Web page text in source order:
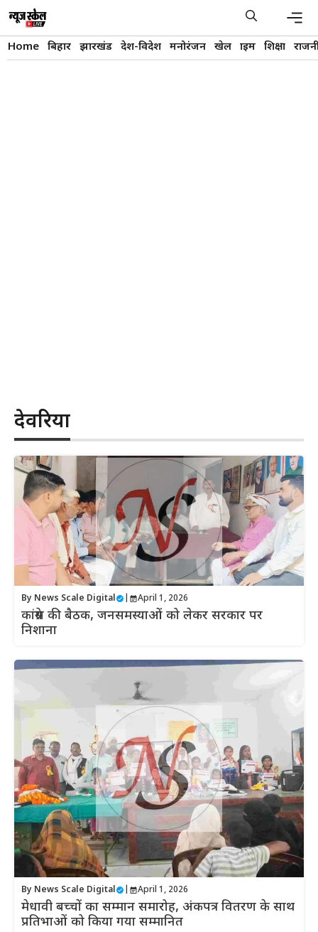
content
Home बिहार झारखंड देश-विदेश मनोरंजन खेल क्राइम शिक्षा
देवरिया
By News Scale Digital April 1, 2026
कांग्रेस की बैठक, जनसमस्याओं को लेकर सरकार पर
निशाना
By News Scale Digital April 1, 2026
मेधावी बच्चों का सम्मान समारोह, अंकपत्र वितरण के साथ
प्रतिभाओं को किया गया सम्मानित